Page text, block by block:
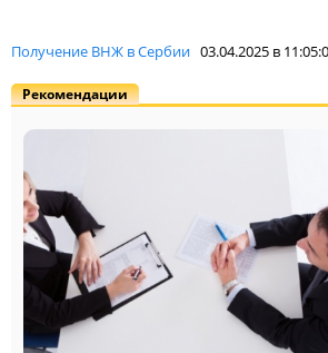
Получение ВНЖ в Сербии 03.04.2025 в
Рекомендации